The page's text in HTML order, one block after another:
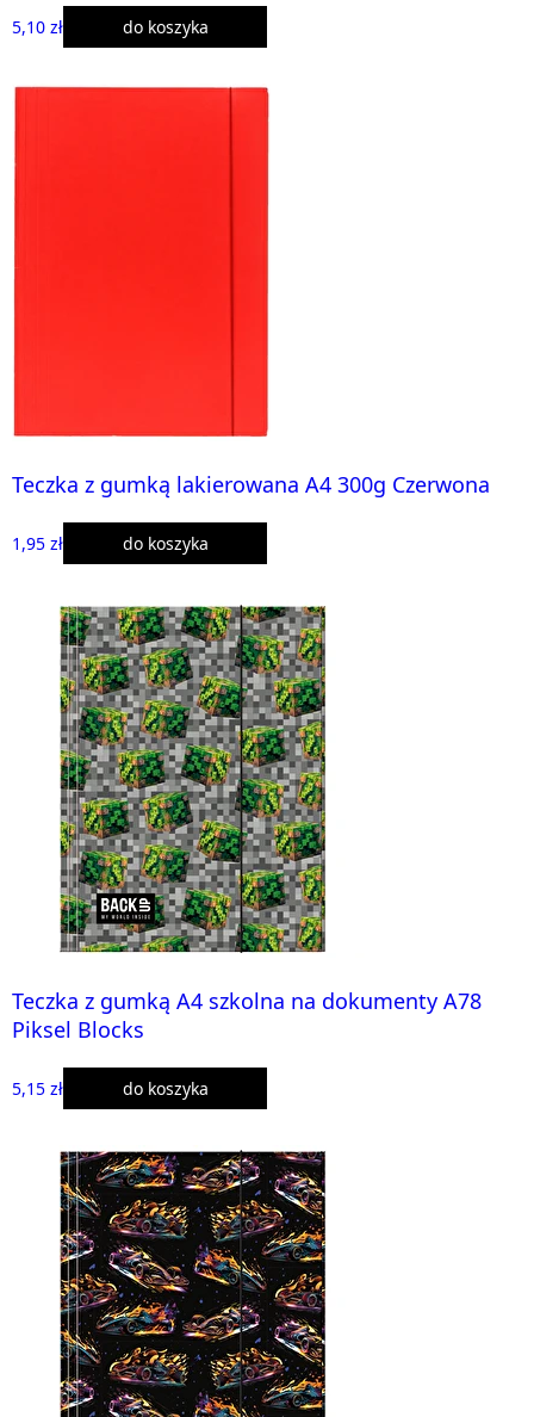
5,10 zł do koszyka
Teczka z gumką lakierowana A4 300g Czerwona
1,95 zł do koszyka
Teczka z gumką A4 szkolna na dokumenty A78
Piksel Blocks
5,15 zł do koszyka